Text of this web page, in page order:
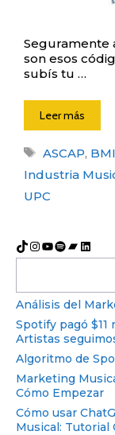
Seguramente
son esos
subís tu …
Leer más
Etiquetas
ASCAP, BMI
Industria
UPC
TikTok
Instagram
YouTube
Spotify
Análisis del
Spotify pagó $11
Artistas
Algoritmo de
Marketing
Cómo Empezar
Cómo usar
Musical: Tutorial